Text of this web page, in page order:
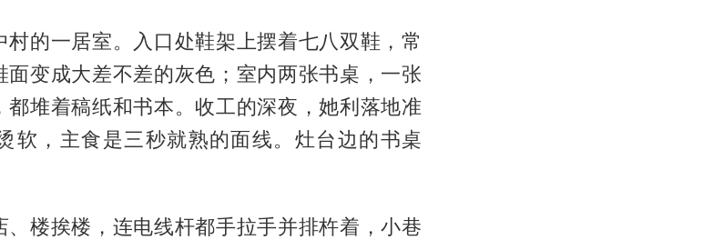
的一居室。入口处鞋架上摆着七八双鞋，常
变成大差不差的灰色；室内两张书桌，一张
堆着稿纸和书本。收工的深夜，她利落地准
软，主食是三秒就熟的面线。灶台边的书桌
楼挨楼，连电线杆都手拉手并排杵着，小巷